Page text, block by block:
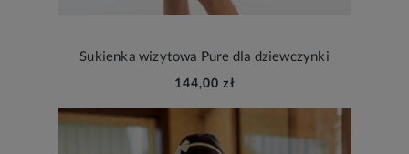
Sukienka wizytowa Pure dla dziewczynki
144,00 zł